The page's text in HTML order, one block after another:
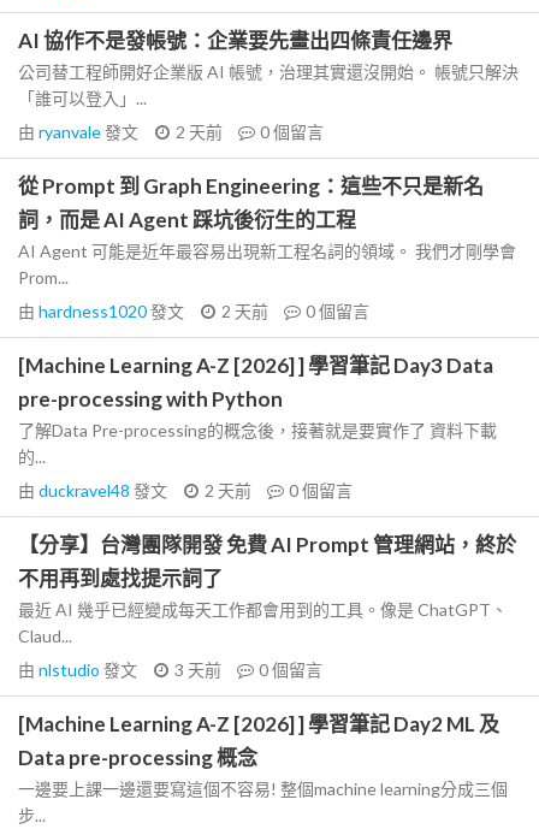
AI 協作不是發帳號：企業要先畫出四條責任邊界
公司替工程師開好企業版 AI 帳號，治理其實還沒開始。 帳號只解決
「誰可以登入」...
由 ryanvale發文 2 天前 0個留言
從 Prompt 到 Graph Engineering：這些不只是新名
詞，而是 AI Agent 踩坑後衍生的工程
AI Agent 可能是近年最容易出現新工程名詞的領域。 我們才剛學會
Prom...
由 hardness1020發文 2 天前 0個留言
[Machine Learning A-Z [2026] ] 學習筆記 Day3 Data
pre-processing with Python
了解Data Pre-processing的概念後，接著就是要實作了 資料下載
的...
由 duckravel48 發文 2 天前 0個留言
【分享】台灣團隊開發 免費 AI Prompt 管理網站，終於
不用再到處找提示詞了
最近 AI 幾乎已經變成每天工作都會用到的工具。像是 ChatGPT、
Claud...
由 nlstudio 發文 3 天前 0個留言
[Machine Learning A-Z [2026] ] 學習筆記 Day2 ML 及
Data pre-processing 概念
一邊要上課一邊還要寫這個不容易! 整個machine learning分成三個
步...